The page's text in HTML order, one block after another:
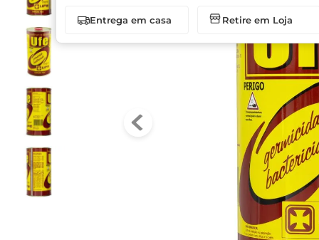
Entrega em casa Retire em Lojabiscoito
arroz
iogurte
papel
cerveja